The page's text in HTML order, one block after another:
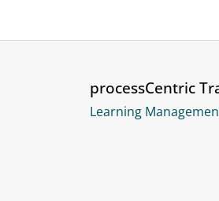
processCentric
Learning